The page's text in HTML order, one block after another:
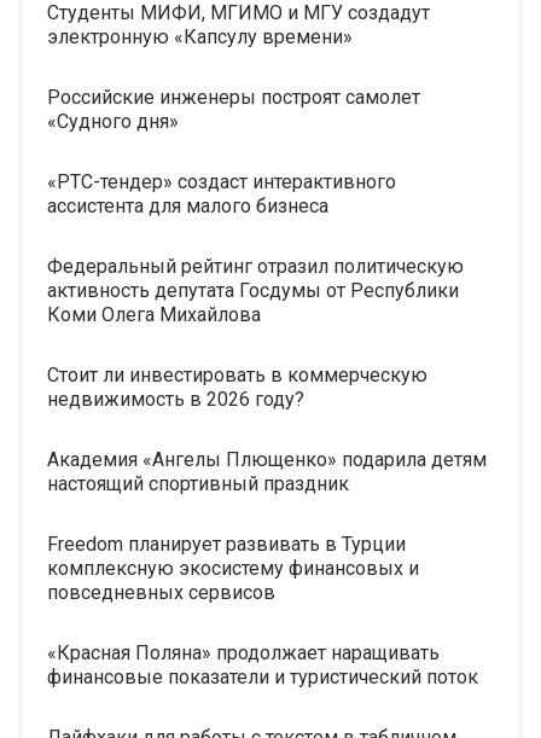
Студенты МИФИ, МГИМО и МГУ создадут
электронную «Капсулу времени»
Российские инженеры построят самолет
«Судного дня»
«РТС-тендер» создаст интерактивного
ассистента для малого бизнеса
Федеральный рейтинг отразил политическую
активность депутата Госдумы от Республики
Коми Олега Михайлова
Стоит ли инвестировать в коммерческую
недвижимость в 2026 году?
Академия «Ангелы Плющенко» подарила детям
настоящий спортивный праздник
Freedom планирует развивать в Турции
комплексную экосистему финансовых и
повседневных сервисов
«Красная Поляна» продолжает наращивать
финансовые показатели и туристический поток